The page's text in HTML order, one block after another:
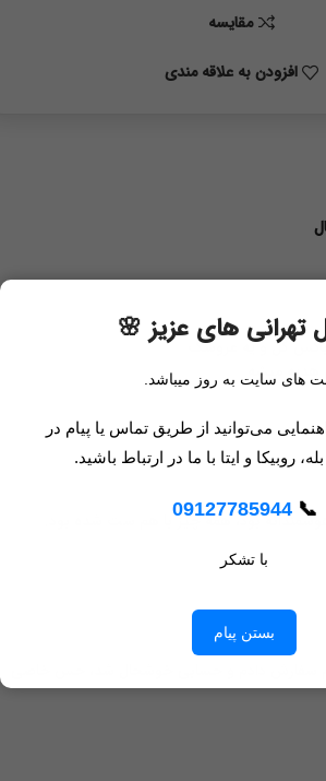
مقايسه
افزودن به علاقه مندی
باکس گل و یه عروسک
هدیه میشه
هوشمندانه بود، همه چیز با هم ست شده بود.
تهرانی های عزیز 🌸
های سایت به روز میباشد.
می‌توانید از طریق تماس یا پیام در
روبیکا و ایتا با ما در ارتباط باشید.
📞
09127785944
با تشکر
بستن پیام